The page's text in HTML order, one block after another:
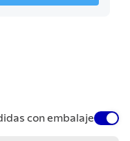
con embalaje